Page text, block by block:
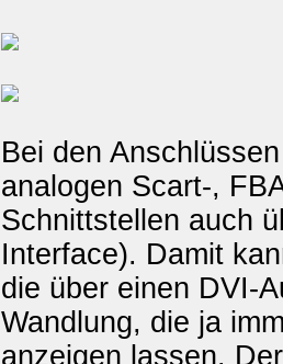
Bei den
analogen Scart-,
Schnittstellen auch
Interface). Damit
die über einen DVI-
Wandlung, die ja
anzeigen lassen.